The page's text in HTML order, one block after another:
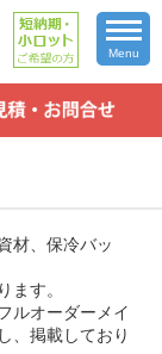
Menu
材、保冷バッ
ます。
ルオーダーメイ
、掲載しており